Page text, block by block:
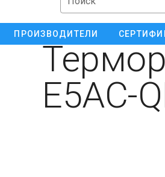
ПРОИЗВОДИТЕЛИ
E5AC-